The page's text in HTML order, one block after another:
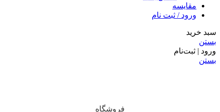
مقایسه
ورود / ثبت نام
سبد خرید
بستن
ورود | ثبت‌نام
بستن
فروشگاه